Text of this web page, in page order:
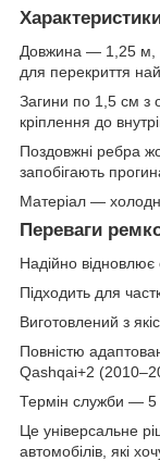
Довжина — 1,25 м,
для перекриття
Загини по 1,5 см з
кріплення до
Поздовжні ребра
запобігають
Матеріал —
Переваги
Надійно відновлює
Підходить для
Виготовлений з
Повністю
Qashqai+2
Термін служби — 5
Це універсальне
автомобілів, які